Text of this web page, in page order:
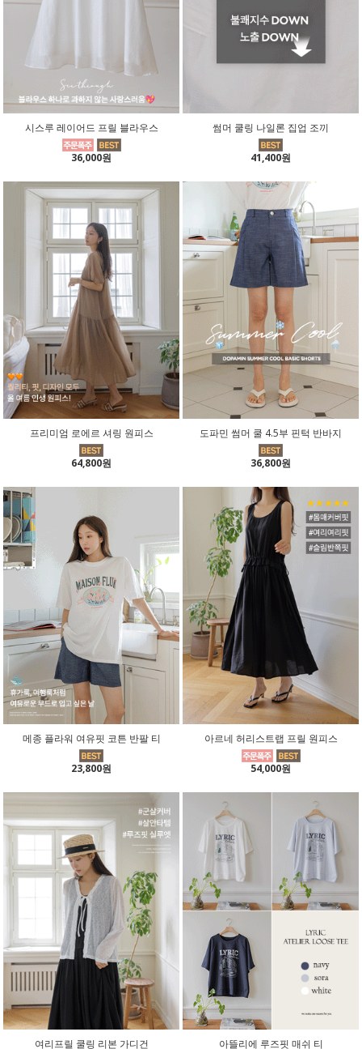
시스루 레이어드 프릴 블라우스
36,000원
썸머 쿨링 나일론 집업 조끼
41,400원
프리미엄 로에르 셔링 원피스
64,800원
도파민 썸머 쿨 4.5부 핀턱 반바지
36,800원
메종 플라워 여유핏 코튼 반팔 티
23,800원
아르네 허리스트랩 프릴 원피스
54,000원
여리프릴 쿨링 리본 가디건 아뜰리에 루즈핏 매쉬 티